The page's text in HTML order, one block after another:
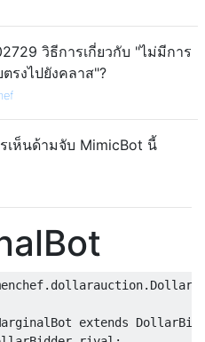
= leader.newInstance
(Throwable t) {
reference
(Throwable t
วิธีการเกี่ยวกับ "ไม่มีการ
ตรงไปยังคลาส"?
เห็นด้ามจับ MimicBot นี้
. dollarauction.
extends